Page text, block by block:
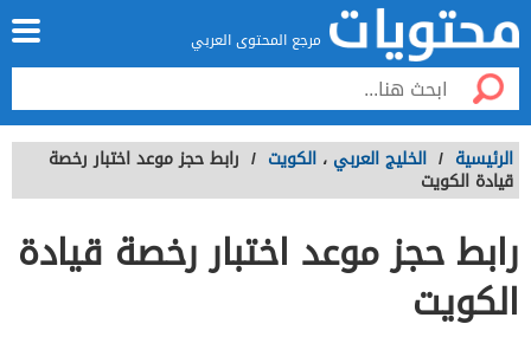
مرجع المحتوى العربي
الرئيسية / الخليج العربي ، الكويت / رابط حجز موعد اختبار رخصة
قيادة الكويت
رابط حجز موعد اختبار رخصة قيادة
الكويت